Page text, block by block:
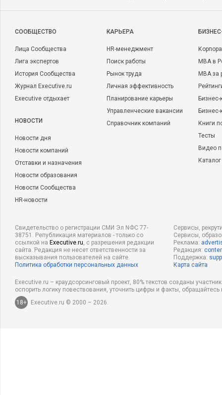
CООБЩЕСТВО
Лица Сообщества
Лига экспертов
История Сообщества
Журнал Executive.ru
Executive отдыхает
НОВОСТИ
Новости дня
Новости компаний
Отставки и назначения
Новости образования
Новости Сообщества
HR-новости
КАРЬЕРА
HR-менеджмент
Поиск работы
Рынок труда
Личная эффективность
Планирование карьеры
Управленческие вакансии
Справочник компаний
MBA в
MBA
Бизнес-
Книги
Тесты
Видео
Свидетельство о регистрации СМИ Эл NФС 77-
38751. Републикация материалов - только со
ссылкой на Executive.ru, с разрешения редакции
сайта. Редакция не несет ответственности за
высказывания пользователей на сайте.
Политика обработки персональных данных
Сервисы,
Сервисы,
Реклама:
Редакция:
Поддержка:
Карта сайта
Executive.ru – краудсорсинговый проект, 80% текстов созданы
оспорить логику повествования, уточнить цифры и факты,
18+
Executive.ru © 2000 – 2026.